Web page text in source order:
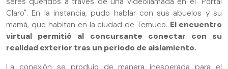
Claro". En la instancia, pudo hablar con sus abuelos y su
mamá, que habitan en la ciudad de Temuco. El encuentro
virtual permitió al concursante conectar con su
realidad exterior tras un periodo de aislamiento.